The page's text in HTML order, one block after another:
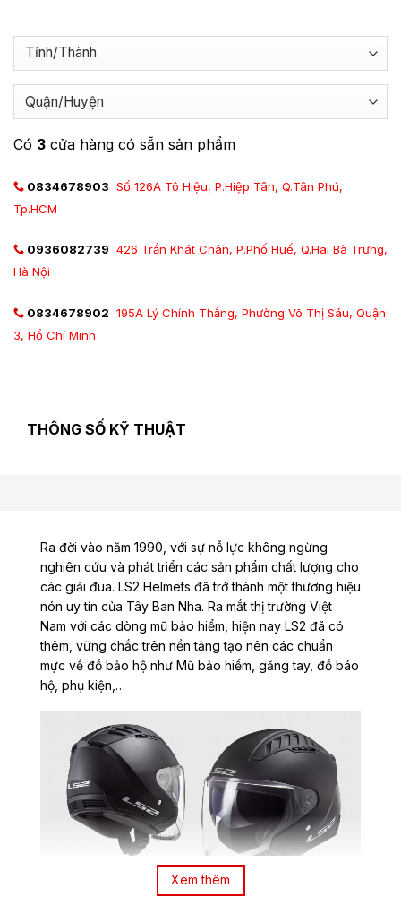
Có 3 cửa hàng có sẵn sản phẩm
0834678903 Số 126A Tô Hiệu, P.Hiệp Tân, Q.Tân Phú,
Tp.HCM
0936082739 426 Trần Khát Chân, P.Phố Huế, Q.Hai Bà Trưng,
Hà Nội
0834678902 195A Lý Chính Thắng, Phường Võ Thị Sáu, Quận
3, Hồ Chí Minh
THÔNG SỐ KỸ THUẬT
Ra đời vào năm 1990, với sự nỗ lực không ngừng
nghiên cứu và phát triển các sản phẩm chất lượng cho
các giải đua. LS2 Helmets đã trở thành một thương hiệu
nón uy tín của Tây Ban Nha. Ra mắt thị trường Việt
Nam với các dòng mũ bảo hiểm, hiện nay LS2 đã có
thêm, vững chắc trên nền tảng tạo nên các chuẩn
mực về đồ bảo hộ như Mũ bảo hiểm, găng tay, đồ báo
hộ, phụ kiện,…
Xem thêm